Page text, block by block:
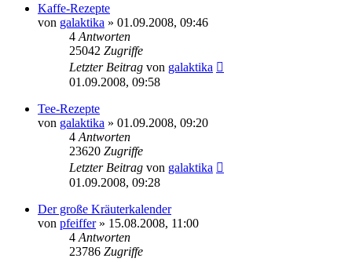
Kaffe-Rezepte
von galaktika » 01.09.2008, 09:46
4 Antworten
25042 Zugriffe
Letzter Beitrag von galaktika
01.09.2008, 09:58
Tee-Rezepte
von galaktika » 01.09.2008, 09:20
4 Antworten
23620 Zugriffe
Letzter Beitrag von galaktika
01.09.2008, 09:28
Der große Kräuterkalender
von pfeiffer» 15.08.2008, 11:00
4 Antworten
23786 Zugriffe